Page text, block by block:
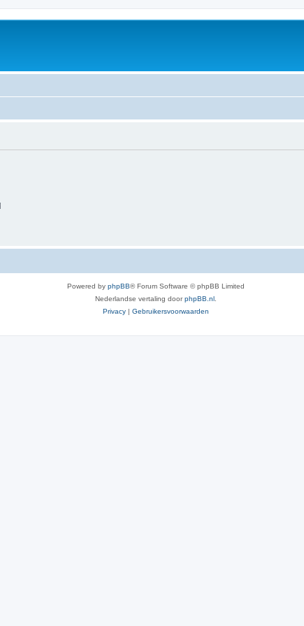
Powered by phpBB® Forum Software © phpBB Limited
Nederlandse vertaling doorphpBB.nl
Privacy | Gebruikersvoorwaarden